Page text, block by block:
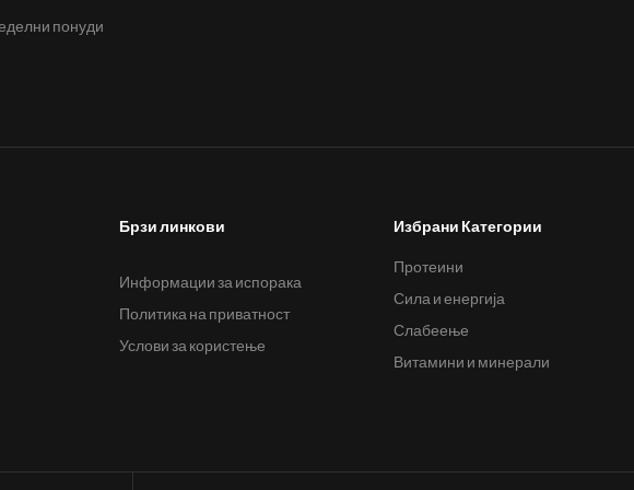
понуди
Брзи линкови
Информации за испорака
Политика на приватност
Услови за користење
Избрани Категории
Протеини
Сила и енергија
Слабеење
Витамини и минерали